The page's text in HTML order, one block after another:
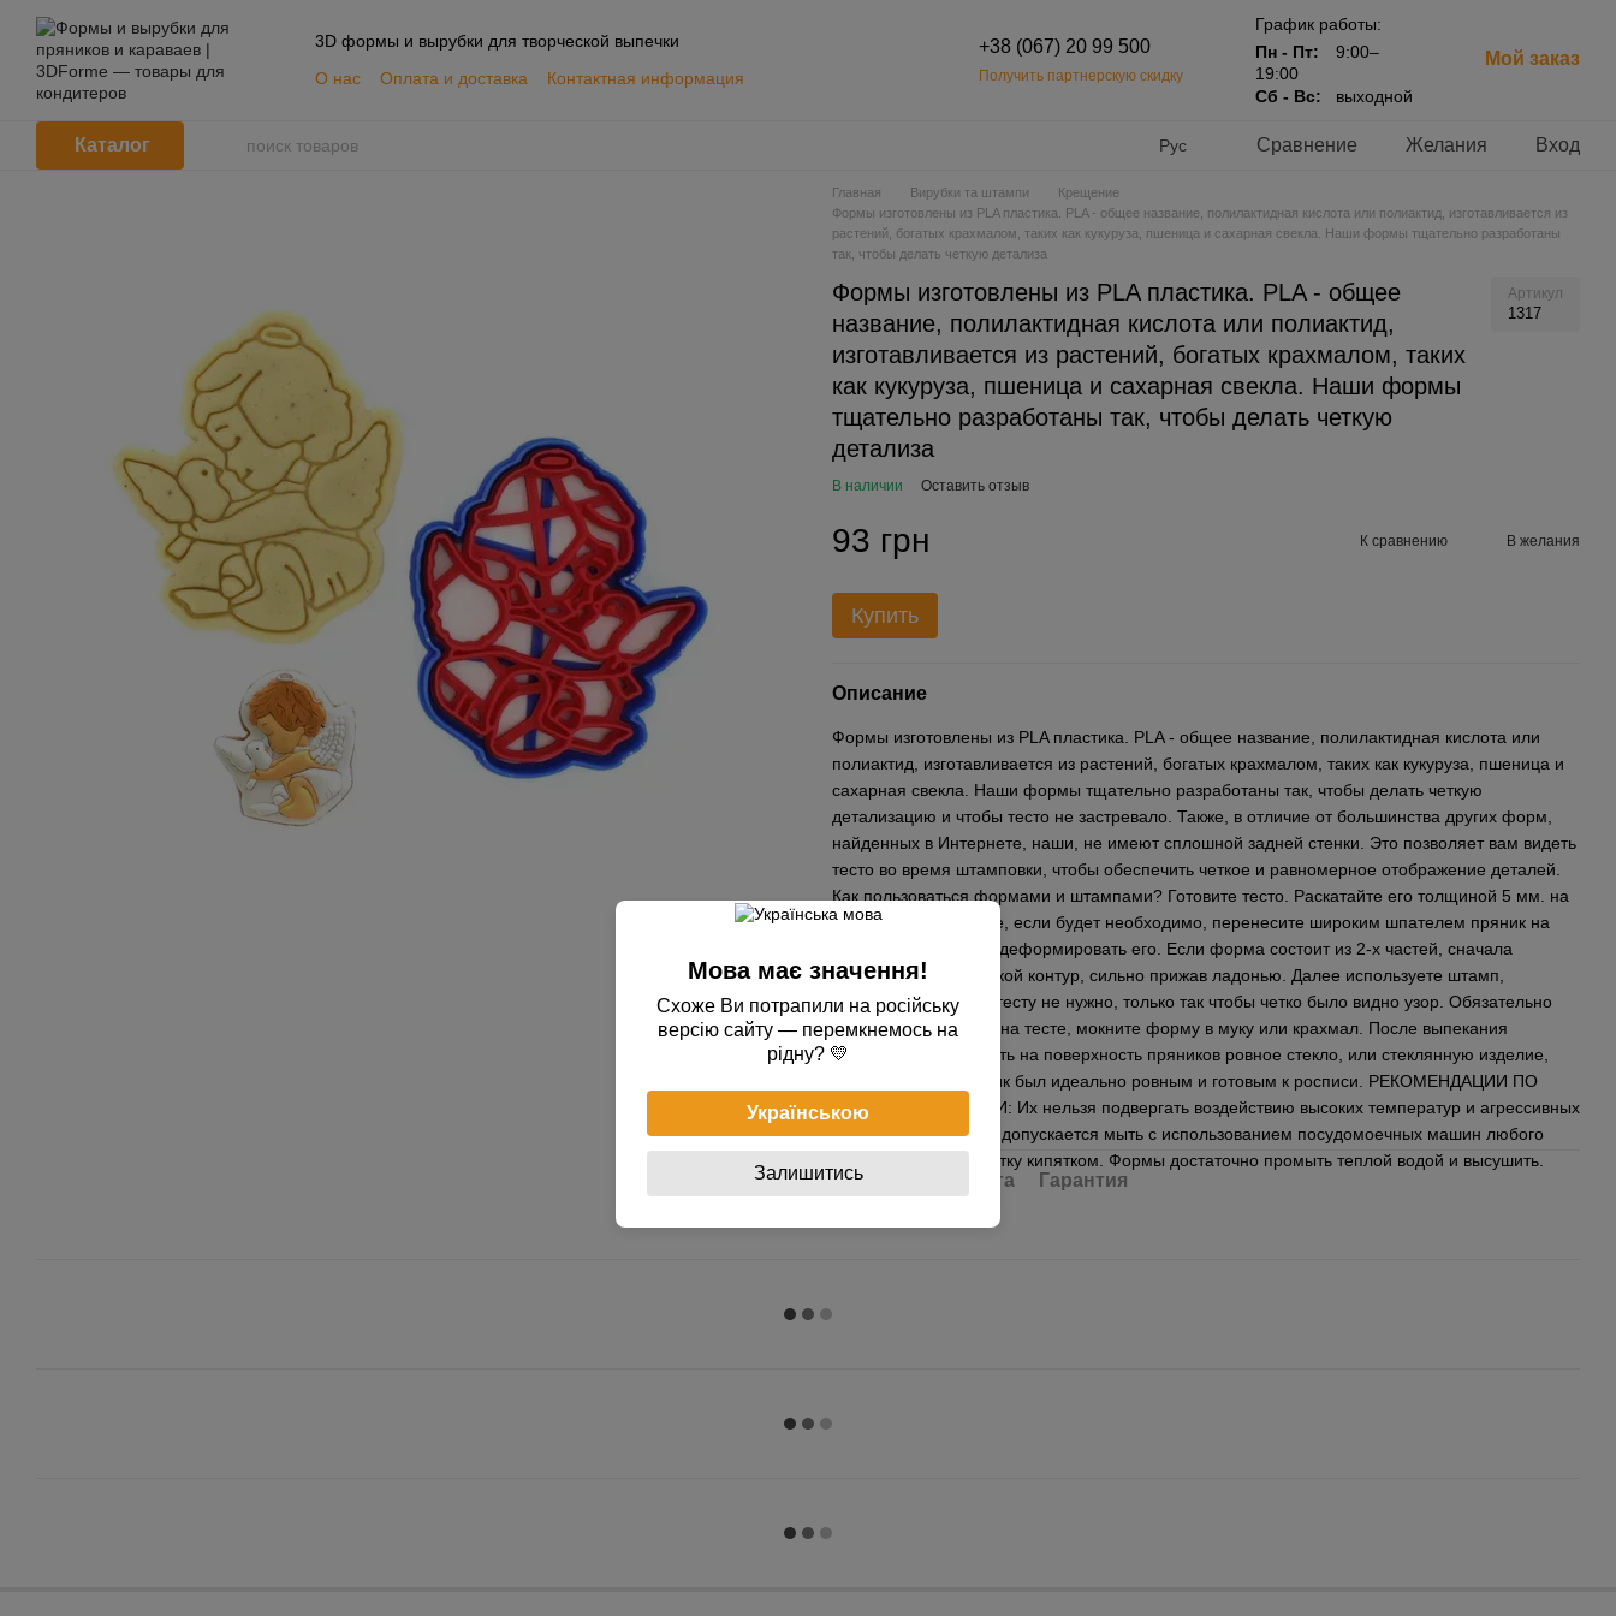
Перейти к основному контенту
3D формы и вырубки для творческой выпечки
О нас
Оплата и доставка
Контактная информация
+38 (067) 20 99 500
Получить партнерскую скидку
График работы:
Пн - Пт:
9:00–
19:00
Сб - Вс:
выходной
Мой заказ
Каталог Рус Сравнение Желания Вход
Главная Вирубки та штампи
Крещение
Формы изготовлены из PLA пластика. PLA - общее название, полилактидная кислота или полиактид, изготавливается из
растений, богатых крахмалом, таких как кукуруза, пшеница и сахарная свекла. Наши формы тщательно разработаны
так, чтобы делать четкую детализа
Формы изготовлены из PLA пластика. PLA - общее
название, полилактидная кислота или полиактид,
изготавливается из растений, богатых крахмалом, таких
как кукуруза, пшеница и сахарная свекла. Наши формы
тщательно разработаны так, чтобы делать четкую
детализа
Артикул
1317
В наличии Оставить отзыв
93 грн К сравнению В желания
Купить
Описание
Формы изготовлены из PLA пластика. PLA - общее название, полилактидная кислота или
полиактид, изготавливается из растений, богатых крахмалом, таких как кукуруза, пшеница и
сахарная свекла. Наши формы тщательно разработаны так, чтобы делать четкую
детализацию и чтобы тесто не застревало. Также, в отличие от большинства других форм,
найденных в Интернете, наши, не имеют сплошной задней стенки. Это позволяет вам видеть
тесто во время штамповки, чтобы обеспечить четкое и равномерное отображение деталей.
Как пользоваться формами и штампами? Готовите тесто. Раскатайте его толщиной 5 мм. на
пергаментной бумаге, если будет необходимо, перенесите широким шпателем пряник на
противень, чтобы не деформировать его. Если форма состоит из 2-х частей, сначала
выдавливаете вырубкой контур, сильно прижав ладонью. Далее используете штамп,
прижимать сильно к тесту не нужно, только так чтобы четко было видно узор. Обязательно
перед применением на тесте, мокните форму в муку или крахмал. После выпекания
желательно приложить на поверхность пряников ровное стекло, или стеклянную изделие,
для того чтобы пряник был идеально ровным и готовым к росписи. РЕКОМЕНДАЦИИ ПО
УХОДУ ЗА ФОРМАМИ: Их нельзя подвергать воздействию высоких температур и агрессивных
моющих средств. Не допускается мыть с использованием посудомоечных машин любого
типа, а также обработку кипятком. Формы достаточно промыть теплой водой и высушить.
Доставка Оплата Гарантия
Мова має значення!
Схоже Ви потрапили на російську
версію сайту — перемкнемось на
рідну? 💛
Українською
Залишитись